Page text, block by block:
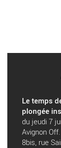
Le temps
plongée
du jeudi 7
Avignon
8bis, rue